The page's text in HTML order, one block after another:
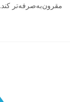
مقرون‌به‌صرفه‌تر کند.